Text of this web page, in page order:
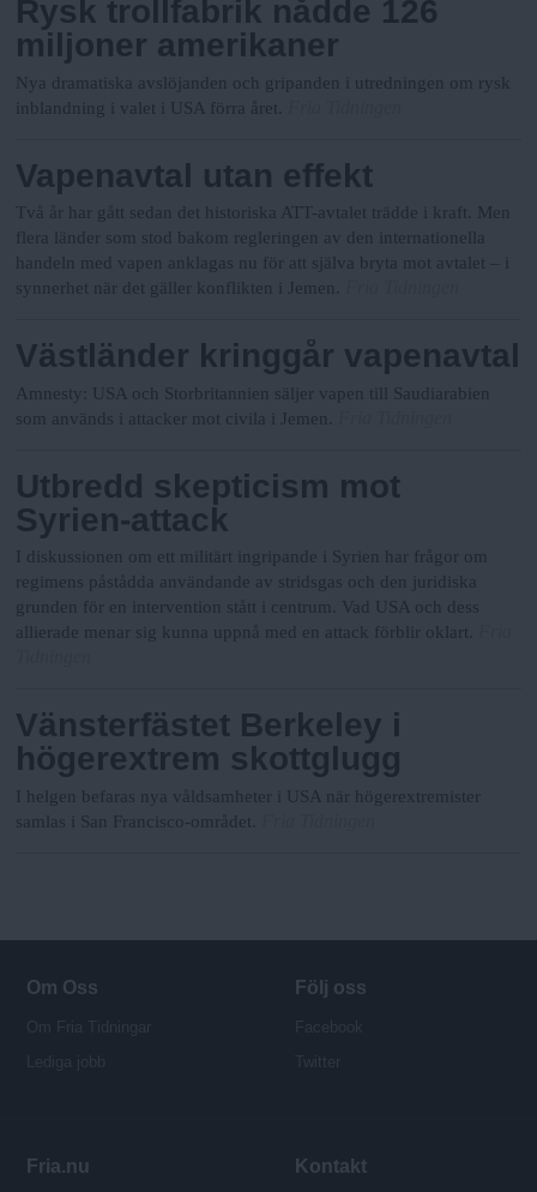
Rysk trollfabrik nådde 126
miljoner amerikaner
Nya dramatiska avslöjanden och gripanden i utredningen om rysk
inblandning i valet i USA förra året.
Vapenavtal utan effekt
Två år har gått sedan det historiska ATT-avtalet trädde i kraft. Men
flera länder som stod bakom regleringen av den internationella
handeln med vapen anklagas nu för att själva bryta mot avtalet – i
synnerhet när det gäller konflikten i Jemen.
Västländer kringgår vapenavtal
Amnesty: USA och Storbritannien säljer vapen till Saudiarabien
som används i attacker mot civila i Jemen.
Utbredd skepticism mot
Syrien-attack
I diskussionen om ett militärt ingripande i Syrien har frågor om
regimens påstådda användande av stridsgas och den juridiska
grunden för en intervention stått i centrum. Vad USA och dess
allierade menar sig kunna uppnå med en attack förblir oklart.
Vänsterfästet Berkeley i
högerextrem skottglugg
I helgen befaras nya våldsamheter i USA när högerextremister
samlas i San Francisco-området.
Om Oss Följ oss
Fria.nu Kontakt